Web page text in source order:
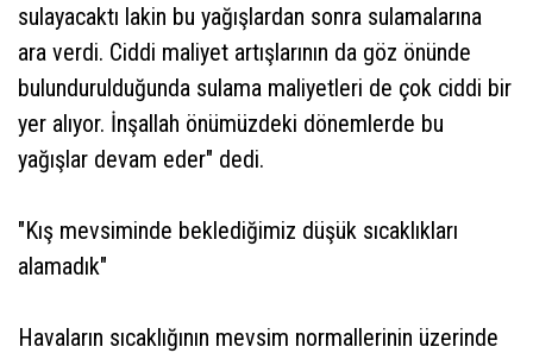
sulayacaktı lakin bu yağışlardan sonra sulamalarına
ara verdi. Ciddi maliyet artışlarının da göz önünde
bulundurulduğunda sulama maliyetleri de çok ciddi bir
yer alıyor. İnşallah önümüzdeki dönemlerde bu
yağışlar devam eder" dedi.
"Kış mevsiminde beklediğimiz düşük sıcaklıkları
alamadık"
Havaların sıcaklığının mevsim normallerinin üzerinde